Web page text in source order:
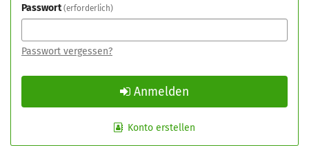
Passwort erforderlich
Passwort vergessen?
Anmelden
Konto erstellen